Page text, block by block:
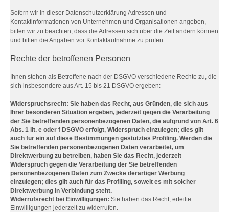
Sofern wir in dieser Datenschutzerklärung Adressen und
Kontaktinformationen von Unternehmen und Organisationen angeben,
bitten wir zu beachten, dass die Adressen sich über die Zeit ändern können
und bitten die Angaben vor Kontaktaufnahme zu prüfen.
Rechte der betroffenen Personen
Ihnen stehen als Betroffene nach der DSGVO verschiedene Rechte zu, die
sich insbesondere aus Art. 15 bis 21 DSGVO ergeben:
Widerspruchsrecht: Sie haben das Recht, aus Gründen, die sich aus
Ihrer besonderen Situation ergeben, jederzeit gegen die Verarbeitung
der Sie betreffenden personenbezogenen Daten, die aufgrund von Art. 6
Abs. 1 lit. e oder f DSGVO erfolgt, Widerspruch einzulegen; dies gilt
auch für ein auf diese Bestimmungen gestütztes Profiling. Werden die
Sie betreffenden personenbezogenen Daten verarbeitet, um
Direktwerbung zu betreiben, haben Sie das Recht, jederzeit
Widerspruch gegen die Verarbeitung der Sie betreffenden
personenbezogenen Daten zum Zwecke derartiger Werbung
einzulegen; dies gilt auch für das Profiling, soweit es mit solcher
Direktwerbung in Verbindung steht.
Widerrufsrecht bei Einwilligungen: Sie haben das Recht, erteilte
Einwilligungen jederzeit zu widerrufen.